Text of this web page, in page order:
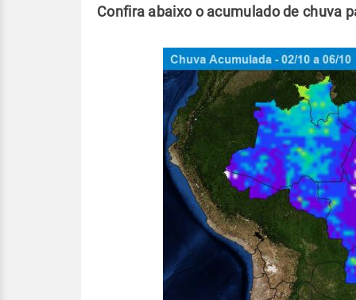
Confira abaixo o acumulado de chuva